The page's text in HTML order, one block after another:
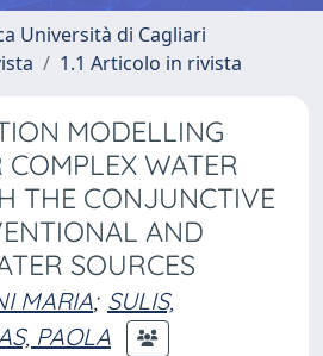
Università di Cagliari
1.1 Articolo in rivista
MODELLING
WATER
THE CONJUNCTIVE
AND
SOURCES
MARIA; SULIS,
PAOLA